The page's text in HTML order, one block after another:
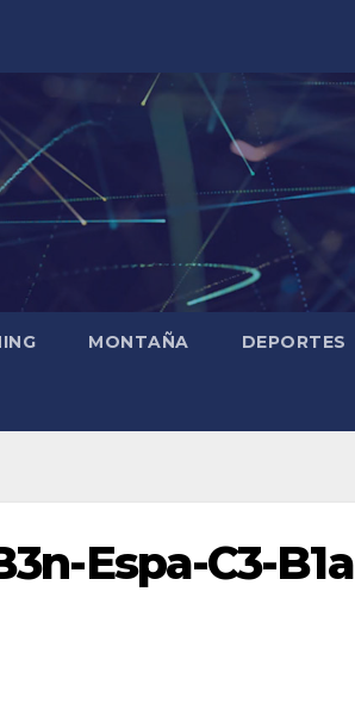
MONTAÑA DEPORTES
Espa-C3-B1a